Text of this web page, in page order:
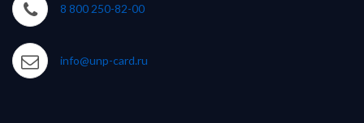
8 800 250-82-00
info@unp-card.ru